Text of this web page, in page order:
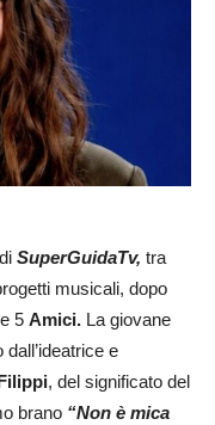
SuperGuidaTv, tra
musicali, dopo
5 Amici. La giovane
e
, del significato del
brano “Non è mica